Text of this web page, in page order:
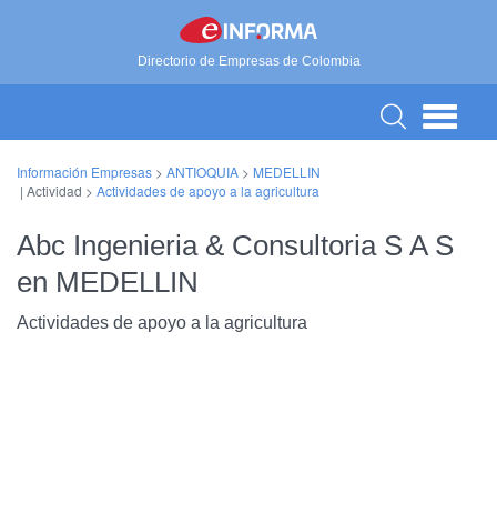
Directorio de Empresas de Colombia
Información Empresas > ANTIOQUIA > MEDELLIN
| Actividad > Actividades de apoyo a la agricultura
Abc Ingenieria & Consultoria S A S
en MEDELLIN
Actividades de apoyo a la agricultura